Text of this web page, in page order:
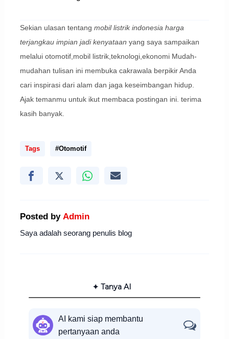
Sekian ulasan tentang mobil listrik indonesia harga
terjangkau impian jadi kenyataan yang saya sampaikan
melalui otomotif,mobil listrik,teknologi,ekonomi Mudah-
mudahan tulisan ini membuka cakrawala berpikir Anda
cari inspirasi dari alam dan jaga keseimbangan hidup.
Ajak temanmu untuk ikut membaca postingan ini. terima
kasih banyak.
Tags #Otomotif
Posted by Admin
Saya adalah seorang penulis blog
✦ Tanya AI
AI kami siap membantu
pertanyaan anda